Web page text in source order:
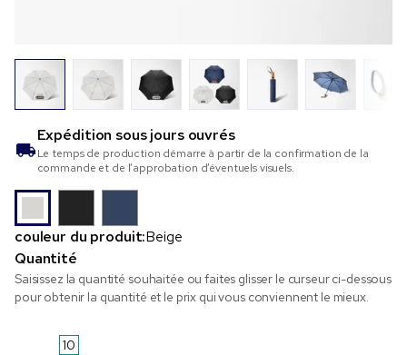
Expédition sousjours ouvrés
Le temps de production démarre à partir de la confirmation de la
commande et de l’approbation d’éventuels visuels.
couleur du produit:Beige
Quantité
Saisissez la quantité souhaitée ou faites glisser le curseur ci-dessous
pour obtenir la quantité et le prix qui vous conviennent le mieux.
10